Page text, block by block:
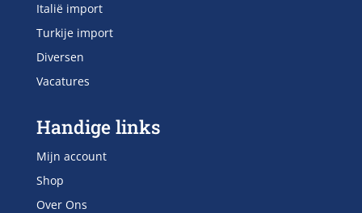
Italië import
Turkije import
Diversen
Vacatures
Handige links
Mijn account
Shop
Over Ons